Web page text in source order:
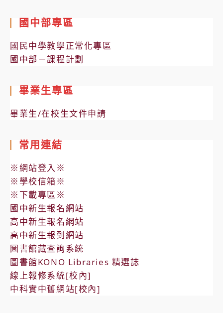
國中部專區
國民中學教學正常化專區
國中部－課程計劃
畢業生專區
畢業生/在校生文件申請
常用連結
※網站登入※
※學校信箱※
※下載專區※
國中新生報名網站
高中新生報名網站
高中新生報到網站
圖書館藏查詢系統
圖書館KONO Libraries 精選誌
線上報修系統[校內]
中科實中舊網站[校內]